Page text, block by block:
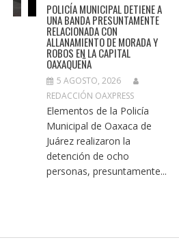
POLICÍA MUNICIPAL DETIENE A
UNA BANDA PRESUNTAMENTE
RELACIONADA CON
ALLANAMIENTO DE MORADA Y
ROBOS EN LA CAPITAL
OAXAQUEÑA
5 AGOSTO, 2026
REDACCIÓN OAXPRESS
Elementos de la Policía
Municipal de Oaxaca de
Juárez realizaron la
detención de ocho
personas, presuntamente...